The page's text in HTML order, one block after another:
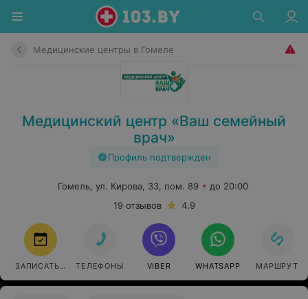
Медицинские центры в Гомеле
Медицинский центр «Ваш семейный
врач»
Профиль подтвержден
Гомель, ул. Кирова, 33, пом. 89
до 20:00
19 отзывов
4.9
ЗАПИСАТЬСЯ ТЕЛЕФОНЫ VIBER WHATSAPP МАРШРУТ